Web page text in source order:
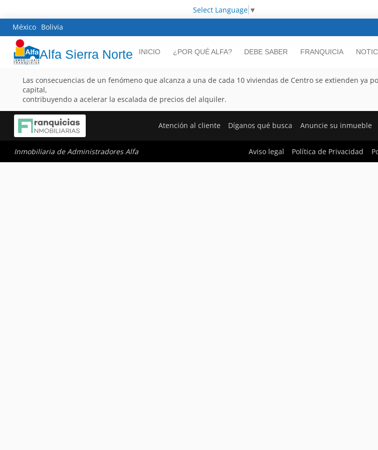
Select Language ▼
México Bolivia
Alfa Sierra Norte INICIO ¿POR QUÉ ALFA? DEBE SABER FRANQUICIA
Las consecuencias de un fenómeno que alcanza a una de cada 10 viviendas de Centro se extienden ya
capital,
contribuyendo a acelerar la escalada de precios del alquiler.
Atención al cliente Díganos qué busca Anuncie su inmueble
Inmobiliaria de Administradores Alfa Aviso legal Política de Privacidad